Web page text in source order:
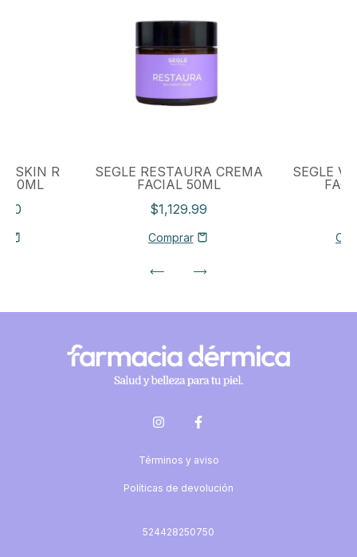
SKIN R
30ML
SEGLE RESTAURA CREMA
FACIAL 50ML
$1,129.99
SEGLE
Términos y aviso
Políticas de devolución
524428250750